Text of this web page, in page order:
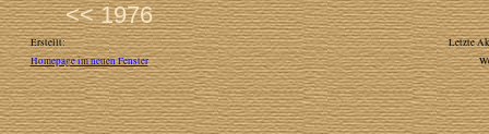
<< 1976
Erstellt:
Letzte
Homepage im neuen Fenster